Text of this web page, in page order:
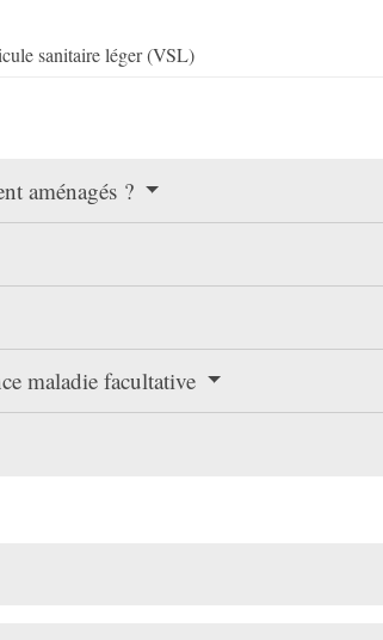
sanitaire léger (VSL)
aménagés ?
maladie facultative